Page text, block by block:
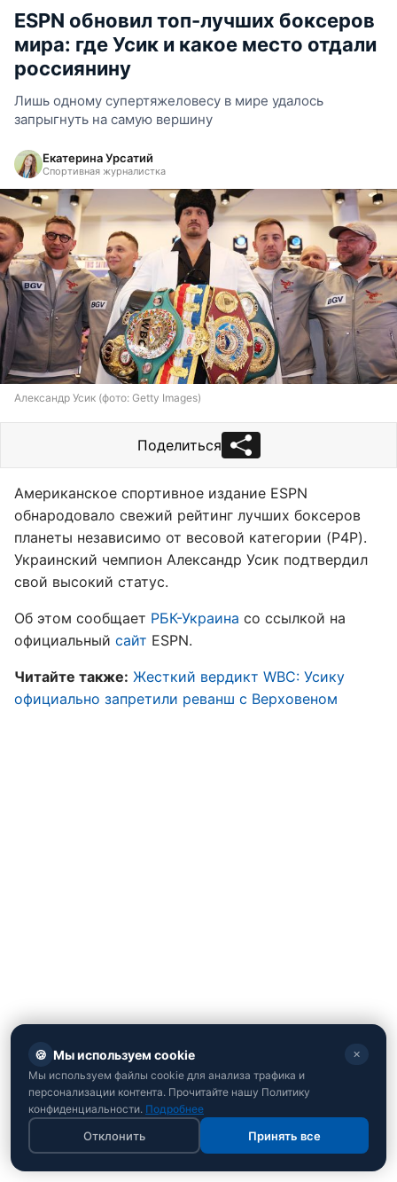
ESPN обновил топ-лучших боксеров
мира: где Усик и какое место отдали
россиянину
Лишь одному супертяжеловесу в мире удалось
запрыгнуть на самую вершину
Екатерина Урсатий
Спортивная журналистка
Александр Усик (фото: Getty Images)
Поделиться
Американское спортивное издание ESPN
обнародовало свежий рейтинг лучших боксеров
планеты независимо от весовой категории (P4P).
Украинский чемпион Александр Усик подтвердил
свой высокий статус.
Об этом сообщает РБК-Украина со ссылкой на
официальный сайт ESPN.
Читайте также: Жесткий вердикт WBC: Усику
официально запретили реванш с Верховеном
Кто возглавляет список и где
расположился Усик
🍪 Мы используем cookie ✕
Мы используем файлы cookie для анализа трафика и
персонализации контента. Прочитайте нашу Политику
конфиденциальности. Подробнее
Отклонить Принять все